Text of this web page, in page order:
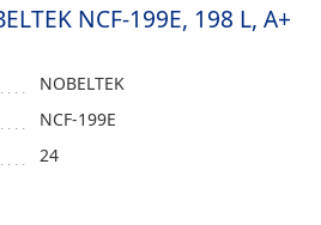
NCF-199E, 198 L, A+
NOBELTEK
NCF-199E
24